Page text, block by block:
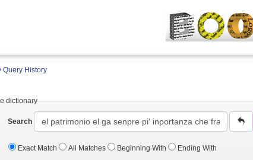
Query History
dictionary
Search
Exact Match All Matches Beginning With Ending With